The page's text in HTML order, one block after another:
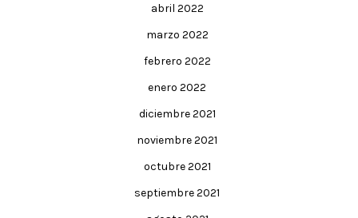
abril 2022
marzo 2022
febrero 2022
enero 2022
diciembre 2021
noviembre 2021
octubre 2021
septiembre 2021